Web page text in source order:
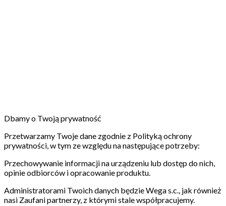
Dbamy o Twoją prywatność
Przetwarzamy Twoje dane zgodnie z Polityką ochrony
prywatności, w tym ze względu na następujące potrzeby:
Przechowywanie informacji na urządzeniu lub dostęp do nich,
opinie odbiorców i opracowanie produktu.
Administratorami Twoich danych będzie Wega s.c., jak również
nasi Zaufani partnerzy, z którymi stale współpracujemy.